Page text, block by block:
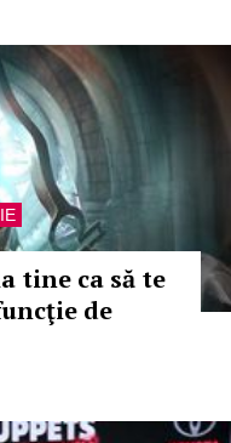
tine ca să te
de